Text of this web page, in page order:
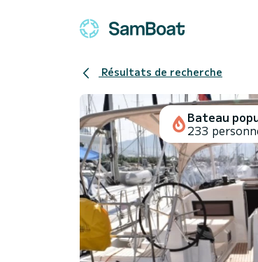
Résultats de recherche
Bateau
233